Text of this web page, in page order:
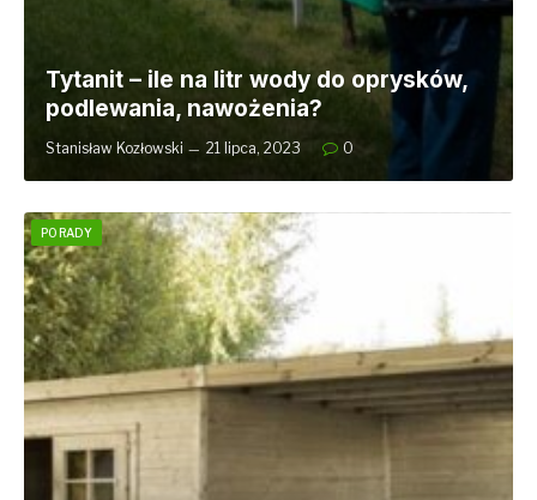
Tytanit – ile na litr wody do oprysków,
podlewania, nawożenia?
Stanisław Kozłowski 21 lipca, 2023 0
PORADY